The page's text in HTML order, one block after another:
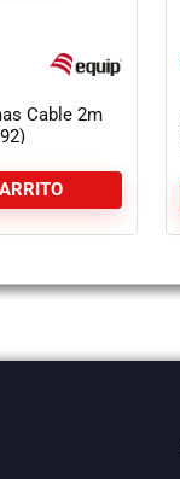
Cable 2m